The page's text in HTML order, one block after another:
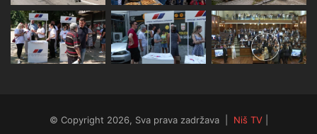
© Copyright 2026, Sva prava zadržava | Niš TV|